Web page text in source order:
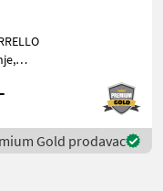
Gold prodavac